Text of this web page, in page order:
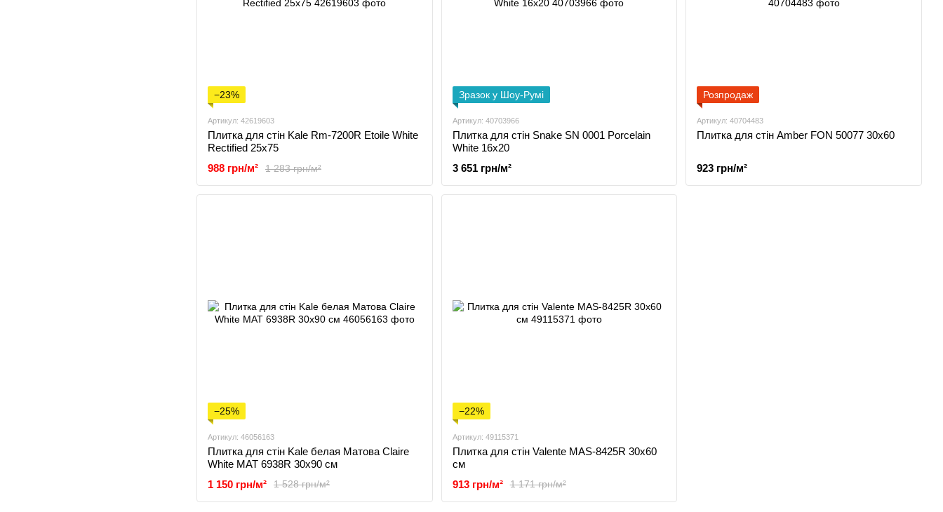
−23%
Артикул: 42619603
Плитка для стін Kale Rm-7200R Etoile White
Rectified 25x75
1 283 грн/м²
988 грн/м²
Зразок у Шоу-Румі
Артикул: 40703966
Плитка для стін Snake SN 0001 Porcelain
White 16x20
3 651 грн/м²
Розпродаж
Артикул: 40704483
Плитка для стін Amber FON 50077 30x60
923 грн/м²
−25%
Артикул: 46056163
Плитка для стін Kale белая Матова Claire
White MAT 6938R 30x90 см
1 528 грн/м²
1 150 грн/м²
−22%
Артикул: 49115371
Плитка для стін Valente MAS-8425R 30x60
см
1 171 грн/м²
913 грн/м²